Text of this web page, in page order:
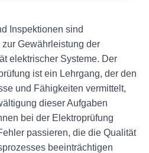
Inspektionen sind
Gewährleistung der
elektrischer Systeme. Der
ist ein Lehrgang, der den
und Fähigkeiten vermittelt,
dieser Aufgaben
bei der Elektroprüfung
passieren, die die Qualität
beeinträchtigen